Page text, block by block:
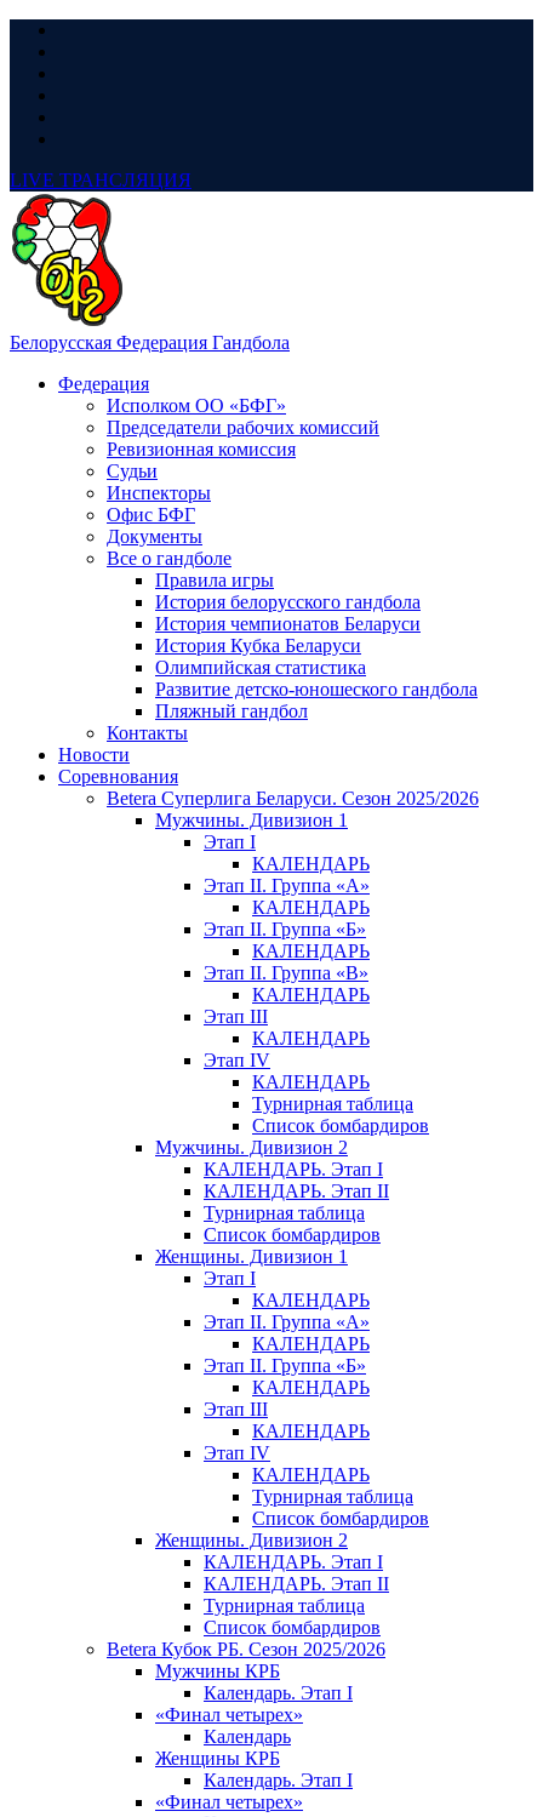
LIVE ТРАНСЛЯЦИЯ
Белорусская Федерация Гандбола
Федерация
Исполком ОО «БФГ»
Председатели рабочих комиссий
Ревизионная комиссия
Судьи
Инспекторы
Офис БФГ
Документы
Все о гандболе
Правила игры
История белорусского гандбола
История чемпионатов Беларуси
История Кубка Беларуси
Олимпийская статистика
Развитие детско-юношеского гандбола
Пляжный гандбол
Контакты
Новости
Соревнования
Betera Суперлига Беларуси. Сезон 2025/2026
Мужчины. Дивизион 1
Этап I
КАЛЕНДАРЬ
Этап II. Группа «А»
КАЛЕНДАРЬ
Этап II. Группа «Б»
КАЛЕНДАРЬ
Этап II. Группа «В»
КАЛЕНДАРЬ
Этап III
КАЛЕНДАРЬ
Этап IV
КАЛЕНДАРЬ
Турнирная таблица
Список бомбардиров
Мужчины. Дивизион 2
КАЛЕНДАРЬ. Этап I
КАЛЕНДАРЬ. Этап II
Турнирная таблица
Список бомбардиров
Женщины. Дивизион 1
Этап I
КАЛЕНДАРЬ
Этап II. Группа «А»
КАЛЕНДАРЬ
Этап II. Группа «Б»
КАЛЕНДАРЬ
Этап III
КАЛЕНДАРЬ
Этап IV
КАЛЕНДАРЬ
Турнирная таблица
Список бомбардиров
Женщины. Дивизион 2
КАЛЕНДАРЬ. Этап I
КАЛЕНДАРЬ. Этап II
Турнирная таблица
Список бомбардиров
Betera Кубок РБ. Сезон 2025/2026
Мужчины КРБ
Календарь. Этап I
«Финал четырех»
Календарь
Женщины КРБ
Календарь. Этап I
«Финал четырех»